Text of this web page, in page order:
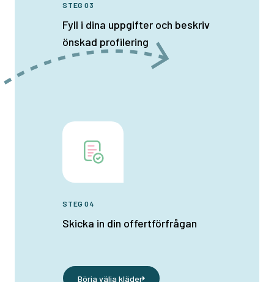
STEG 03
Fyll i dina uppgifter och beskriv
önskad profilering
STEG 04
Skicka in din offertförfrågan
Börja välja kläder